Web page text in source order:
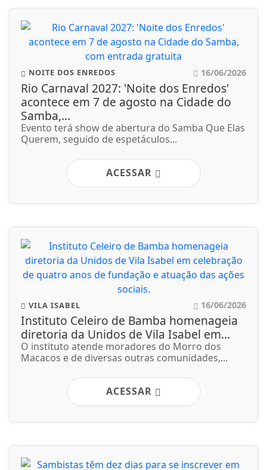
NOITE DOS ENREDOS 16/06/2026
Rio Carnaval 2027: 'Noite dos Enredos'
acontece em 7 de agosto na Cidade do
Samba,...
Evento terá show de abertura do Samba Que Elas
Querem, seguido de espetáculos...
ACESSAR
VILA ISABEL 16/06/2026
Instituto Celeiro de Bamba homenageia
diretoria da Unidos de Vila Isabel em...
O instituto atende moradores do Morro dos
Macacos e de diversas outras comunidades,...
ACESSAR